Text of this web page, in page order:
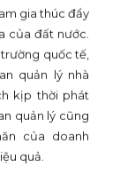
gia thúc đẩy
của đất nước.
quốc tế,
quản lý nhà
kịp thời phát
quản lý cũng
của doanh
quả.